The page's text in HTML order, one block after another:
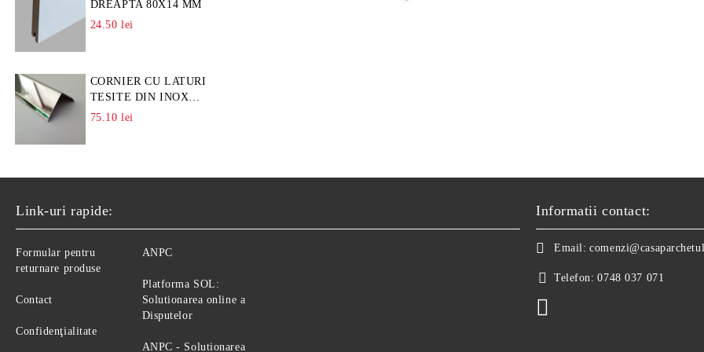
DREAPTA 80X14 MM
24.50 lei
CORNIER CU LATURI
TESITE DIN INOX
L=A=25MM
75.10 lei
Link-uri rapide:
Formular pentru
returnare produse
Contact
Confidenţialitate
ANPC
Platforma SOL:
Solutionarea online a
Disputelor
ANPC - Solutionarea
Informatii contact:
Email:
Telefon: 0748 037 071